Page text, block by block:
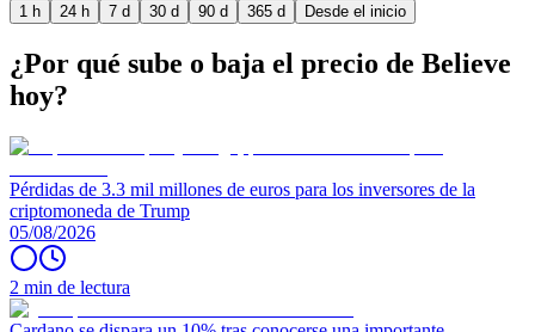
1 h 24 h 7 d 30 d 90 d 365 d Desde el inicio
¿Por qué sube o baja el precio de Believe
hoy?
Pérdidas de 3.3 mil millones de euros para los inversores de la
criptomoneda de Trump
05/08/2026
2 min de lectura